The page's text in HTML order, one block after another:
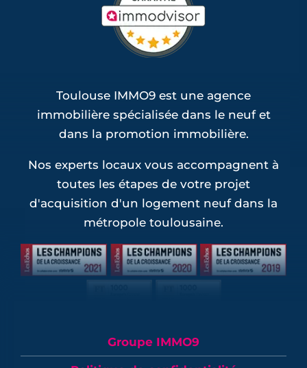
Programmes Jeanbrun Saint-Loup-
Programmes Jeanbrun Saint-Sauveur (1)
Toulouse IMMO9 est une agence
immobilière spécialisée dans le neuf et
dans la promotion immobilière.
Nos experts locaux vous accompagnent à
toutes les étapes de votre projet
d'acquisition d'un logement neuf dans la
métropole toulousaine.
Groupe IMMO9